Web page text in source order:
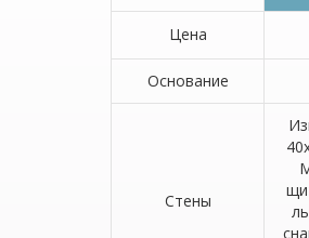
Цена
Основание
Стены